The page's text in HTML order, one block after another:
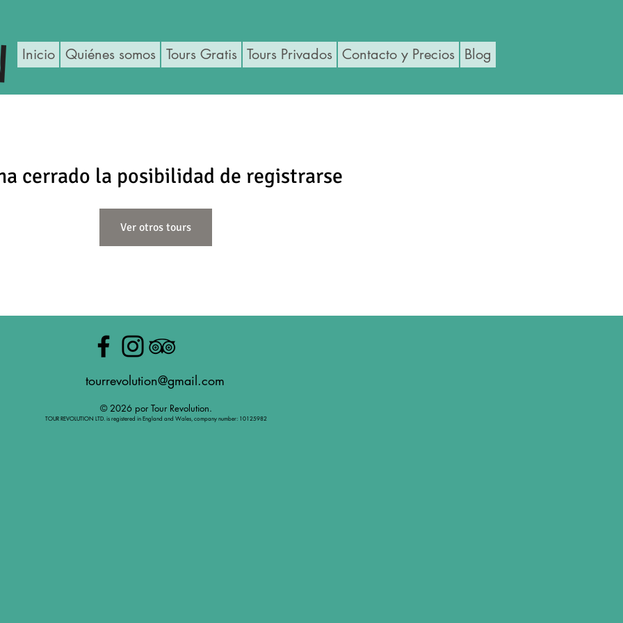
Inicio Quiénes somos Tours Gratis Tours Privados Contacto y Precios Blog
cerrado la posibilidad de registrarse
Ver otros tours
tourrevolution@gmail.com
© 2026 por Tour Revolution.
TOUR REVOLUTION LTD. is registered in England and Wales, company number: 10125982